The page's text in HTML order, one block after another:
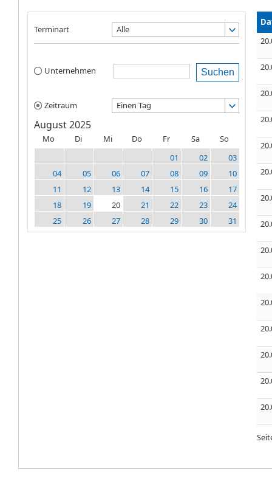
Terminart Alle
Unternehmen Suchen
Zeitraum Einen Tag
August 2025
Mo Di Mi Do Fr Sa
So
01
02
03
04
05 06 07 08 09
10
11
12 13 14 15 16
17
18
19 20 21 22 23
24
25
26 27 28 29 30 31